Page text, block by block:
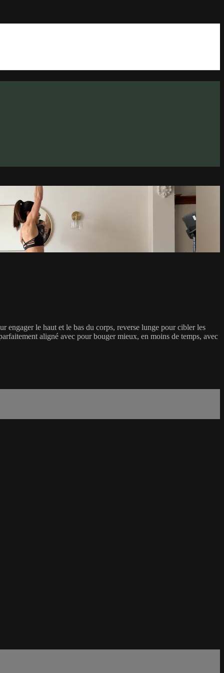
le haut et le bas du corps, reverse lunge pour cibler les
aligné avec pour bouger mieux, en moins de temps, avec